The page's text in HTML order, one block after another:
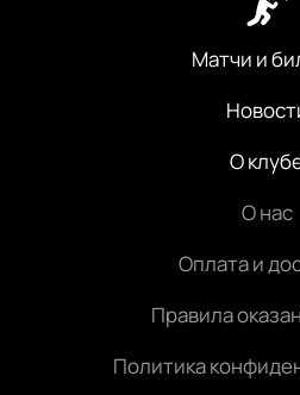
Матчи и
О
О нас
Оплата и
Правила
Политика